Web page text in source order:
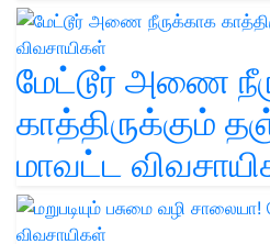
மேட்டூர் அணை
காத்திருக்கும்
மாவட்ட